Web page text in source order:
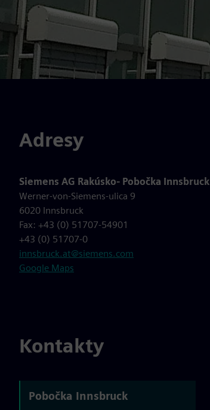
Adresy
Siemens AG Rakúsko- Pobočka Innsbruck
Werner-von-Siemens-ulica 9
6020 Innsbruck
Fax: +43 (0) 51707-54901
+43 (0) 51707-0
innsbruck.at@siemens.com
Google Maps
Kontakty
Pobočka Innsbruck